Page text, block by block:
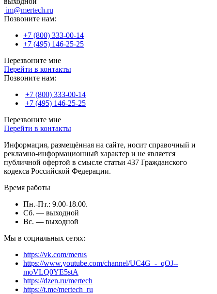
im@mertech.ru
Позвоните нам:
+7 (800) 333-00-14
+7 (495) 146-25-25
Перезвоните мне
Перейти в контакты
Позвоните нам:
+7 (800) 333-00-14
+7 (495) 146-25-25
Перезвоните мне
Перейти в контакты
Информация, размещённая на сайте, носит справочный и
рекламно-информационный характер и не является
публичной офертой в смысле статьи 437 Гражданского
кодекса Российской Федерации.
Время работы
Пн.-Пт.: 9.00-18.00.
Сб. — выходной
Вс. — выходной
Мы в социальных сетях:
https://vk.com/merus
https://www.youtube.com/channel/UC4G_-_qOJ--
moVLQ0YE5stA
https://dzen.ru/mertech
https://t.me/mertech_ru